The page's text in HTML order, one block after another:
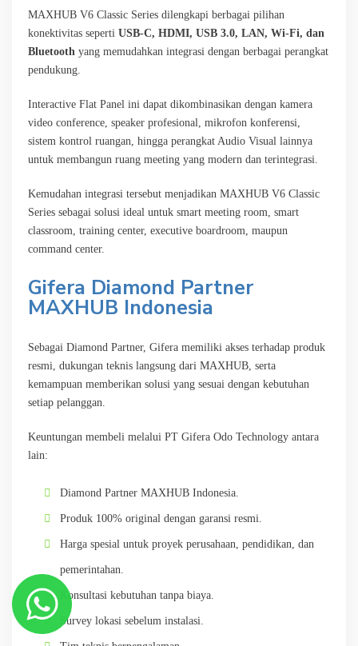
MAXHUB V6 Classic Series dilengkapi berbagai pilihan
konektivitas seperti USB-C, HDMI, USB 3.0, LAN, Wi-Fi, dan
Bluetooth yang memudahkan integrasi dengan berbagai perangkat
pendukung.
Interactive Flat Panel ini dapat dikombinasikan dengan kamera
video conference, speaker profesional, mikrofon konferensi,
sistem kontrol ruangan, hingga perangkat Audio Visual lainnya
untuk membangun ruang meeting yang modern dan terintegrasi.
Kemudahan integrasi tersebut menjadikan MAXHUB V6 Classic
Series sebagai solusi ideal untuk smart meeting room, smart
classroom, training center, executive boardroom, maupun
command center.
Gifera Diamond Partner
MAXHUB Indonesia
Sebagai Diamond Partner, Gifera memiliki akses terhadap produk
resmi, dukungan teknis langsung dari MAXHUB, serta
kemampuan memberikan solusi yang sesuai dengan kebutuhan
setiap pelanggan.
Keuntungan membeli melalui PT Gifera Odo Technology antara
lain:
Diamond Partner MAXHUB Indonesia.
Produk 100% original dengan garansi resmi.
Harga spesial untuk proyek perusahaan, pendidikan, dan
pemerintahan.
Konsultasi kebutuhan tanpa biaya.
Survey lokasi sebelum instalasi.